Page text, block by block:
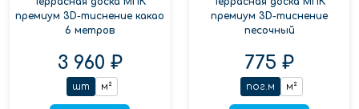
премиум 3D-тиснение какао
6 метров
3 960 ₽
шт м²
премиум 3D-тиснение
песочный
775 ₽
пог.м м²